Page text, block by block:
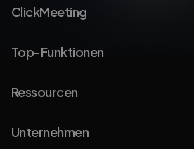
ClickMeeting
Top-Funktionen
Ressourcen
Unternehmen